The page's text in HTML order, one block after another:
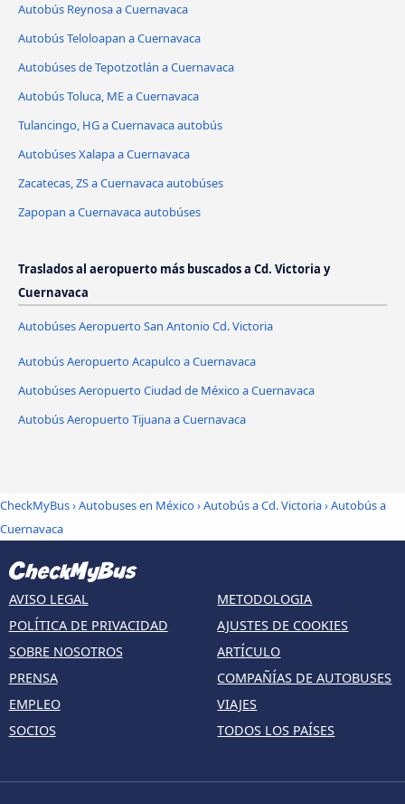
Autobús Reynosa a Cuernavaca
Autobús Teloloapan a Cuernavaca
Autobúses de Tepotzotlán a Cuernavaca
Autobús Toluca, ME a Cuernavaca
Tulancingo, HG a Cuernavaca autobús
Autobúses Xalapa a Cuernavaca
Zacatecas, ZS a Cuernavaca autobúses
Zapopan a Cuernavaca autobúses
Traslados al aeropuerto más buscados a Cd. Victoria y
Cuernavaca
Autobúses Aeropuerto San Antonio Cd. Victoria
Autobús Aeropuerto Acapulco a Cuernavaca
Autobúses Aeropuerto Ciudad de México a Cuernavaca
Autobús Aeropuerto Tijuana a Cuernavaca
CheckMyBus›Autobuses en México›Autobús a Cd. Victoria›Autobús a
Cuernavaca
AVISO LEGAL
POLÍTICA DE PRIVACIDAD
SOBRE NOSOTROS
PRENSA
EMPLEO
SOCIOS
METODOLOGIA
AJUSTES DE COOKIES
ARTÍCULO
COMPAÑÍAS DE AUTOBUSES
VIAJES
TODOS LOS PAÍSES